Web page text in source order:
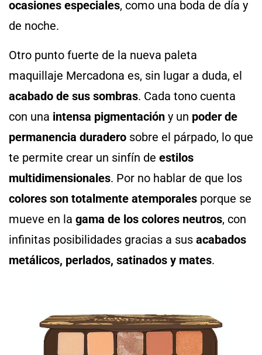
ocasiones especiales, como una boda de día y
de noche.
Otro punto fuerte de la nueva paleta
maquillaje Mercadona es, sin lugar a duda, el
acabado de sus sombras. Cada tono cuenta
con una intensa pigmentación y un poder de
permanencia duradero sobre el párpado, lo que
te permite crear un sinfín de estilos
multidimensionales. Por no hablar de que los
colores son totalmente atemporales porque se
mueve en la gama de los colores neutros, con
infinitas posibilidades gracias a sus acabados
metálicos, perlados, satinados y mates.